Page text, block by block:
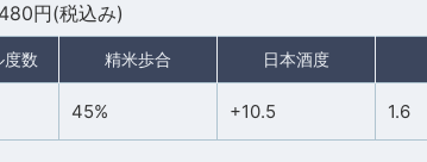
円(税込み)
度数 精米歩合 日本酒度
45% +10.5 1.6